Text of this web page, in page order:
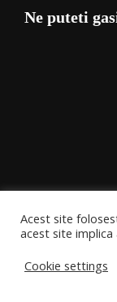
Ne puteti
Produse ATES
Automatizari
Structuri Si
Acest site
acest site
Cookie settings